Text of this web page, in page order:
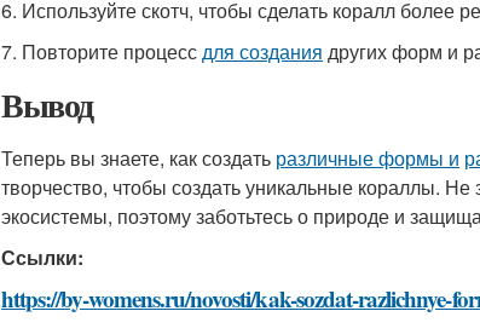
6. Используйте скотч, чтобы сделать коралл более
7. Повторите процессдля создания других форм и
Вывод
Теперь вы знаете, как создать различные формы и
творчество, чтобы создать уникальные кораллы.
экосистемы, поэтому заботьтесь о природе и
Ссылки:
https://by-womens.ru/novosti/kak-sozdat-razlichnye-